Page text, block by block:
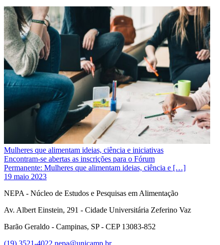
Mulheres que alimentam ideias, ciência e iniciativas
Encontram-se abertas as inscrições para o Fórum
Permanente: Mulheres que alimentam ideias, ciência e […]
19 maio 2023
NEPA - Núcleo de Estudos e Pesquisas em Alimentação
Av. Albert Einstein, 291 - Cidade Universitária Zeferino Vaz
Barão Geraldo - Campinas, SP - CEP 13083-852
(19) 3521-4022 nepa@unicamp.br